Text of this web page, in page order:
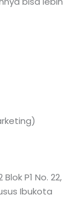
P1 No. 22,
Ibukota